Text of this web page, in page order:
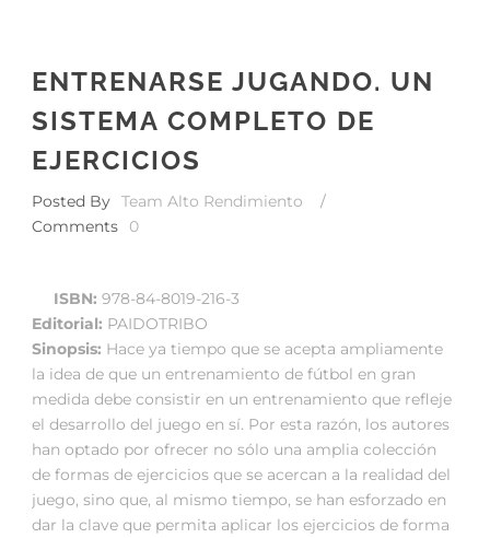
ENTRENARSE JUGANDO. UN
SISTEMA COMPLETO DE
EJERCICIOS
Posted By Team Alto Rendimiento
/
Comments
0
ISBN: 978-84-8019-216-3
Editorial: PAIDOTRIBO
Sinopsis: Hace ya tiempo que se acepta ampliamente
la idea de que un entrenamiento de fútbol en gran
medida debe consistir en un entrenamiento que refleje
el desarrollo del juego en sí. Por esta razón, los autores
han optado por ofrecer no sólo una amplia colección
de formas de ejercicios que se acercan a la realidad del
juego, sino que, al mismo tiempo, se han esforzado en
dar la clave que permita aplicar los ejercicios de forma